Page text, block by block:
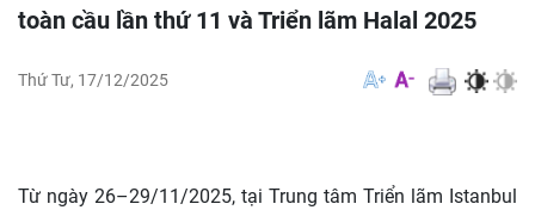
toàn cầu lần thứ 11 và Triển lãm Halal 2025
Thứ Tư, 17/12/2025
Từ ngày 26–29/11/2025, tại Trung tâm Triển lãm Istanbul